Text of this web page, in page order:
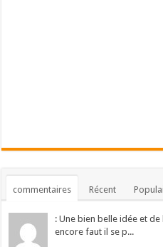
commentaires Récent
: Une bien belle idée et
encore faut il se p...